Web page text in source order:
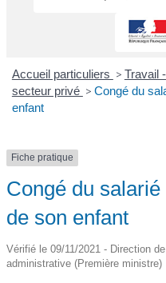
Accueil particuliers > Travail
secteur privé > Congé du
enfant
Fiche pratique
Congé du
de son enfant
Vérifié le 09/11/2021 - Direction
administrative (Première ministre)